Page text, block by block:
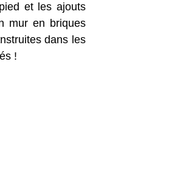
et les ajouts
mur en briques
dans les
!